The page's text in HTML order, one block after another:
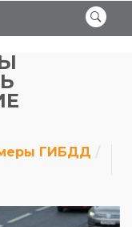
ГИБДД